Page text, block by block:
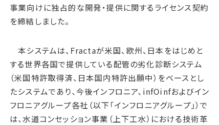
人権尊重
労働慣行
人財戦略
健康・安全
社会データ
ガバナンス
事業向けに独占的な開発・提供に関するライセンス契約
を締結しました。
本システムは、Fractaが米国、欧州、日本をはじめと
する世界各国で提供している配管の劣化診断システム
（米国特許取得済、日本国内特許出願中）をベースとし
たシステムであり、今後インフロニア、infOinfおよびイン
フロニアグループ各社（以下「インフロニアグループ」）で
は、水道コンセッション事業（上下工水）における技術革